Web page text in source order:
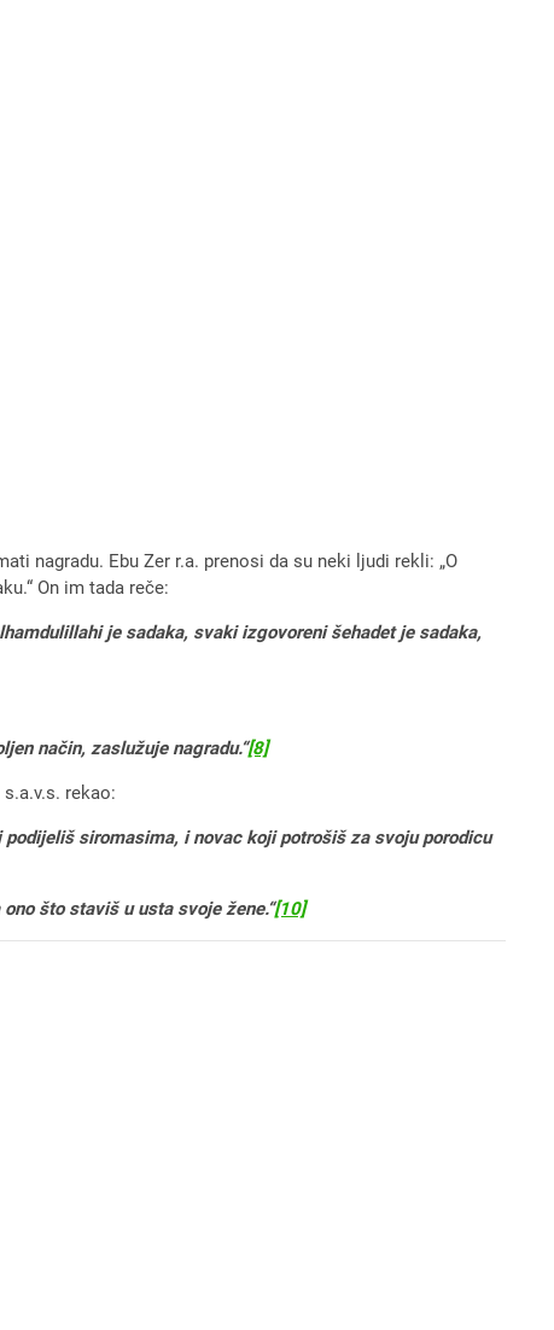
nagradu. Ebu Zer r.a. prenosi da su neki ljudi rekli: „O
On im tada reče:
je sadaka, svaki izgovoreni šehadet je sadaka,
način, zaslužuje nagradu.“[8]
rekao:
siromasima, i novac koji potrošiš za svoju porodicu
što staviš u usta svoje žene.“[10]